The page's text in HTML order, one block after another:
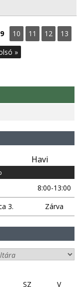
9 10 11 12
13
»
Havi
8:00-13:00
3.
Zárva
SZ
V